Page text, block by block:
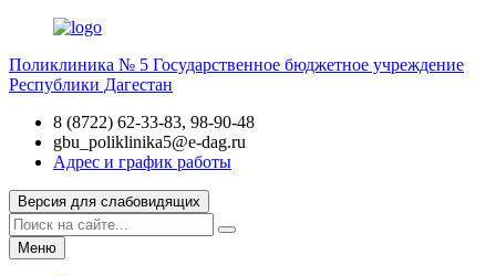
Поликлиника № 5 Государственное бюджетное учреждение
Республики Дагестан
8 (8722) 62-33-83, 98-90-48
gbu_poliklinika5@e-dag.ru
Адрес и график работы
Версия для слабовидящих
Меню